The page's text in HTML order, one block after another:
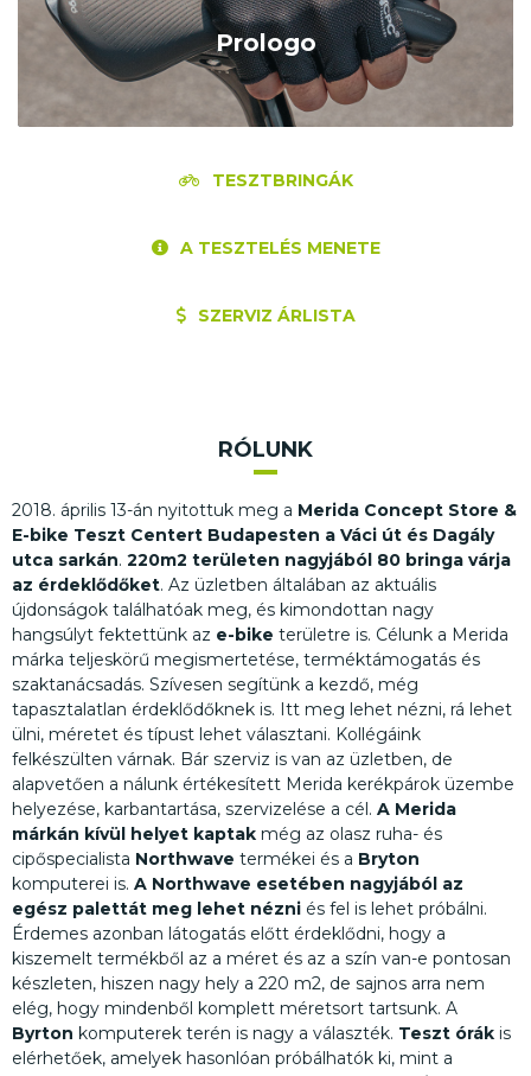
Prologo
TESZTBRINGÁK
A TESZTELÉS MENETE
SZERVIZ ÁRLISTA
RÓLUNK
2018. április 13-án nyitottuk meg a Merida Concept Store &
E-bike Teszt Centert Budapesten a Váci út és Dagály
utca sarkán. 220m2 területen nagyjából 80 bringa várja
az érdeklődőket. Az üzletben általában az aktuális
újdonságok találhatóak meg, és kimondottan nagy
hangsúlyt fektettünk az e-bike területre is. Célunk a Merida
márka teljeskörű megismertetése, terméktámogatás és
szaktanácsadás. Szívesen segítünk a kezdő, még
tapasztalatlan érdeklődőknek is. Itt meg lehet nézni, rá lehet
ülni, méretet és típust lehet választani. Kollégáink
felkészülten várnak. Bár szerviz is van az üzletben, de
alapvetően a nálunk értékesített Merida kerékpárok üzembe
helyezése, karbantartása, szervizelése a cél. A Merida
márkán kívül helyet kaptak még az olasz ruha- és
cipőspecialista Northwave termékei és a Bryton
komputerei is. A Northwave esetében nagyjából az
egész palettát meg lehet nézni és fel is lehet próbálni.
Érdemes azonban látogatás előtt érdeklődni, hogy a
kiszemelt termékből az a méret és az a szín van-e pontosan
készleten, hiszen nagy hely a 220 m2, de sajnos arra nem
elég, hogy mindenből komplett méretsort tartsunk. A
Byrton komputerek terén is nagy a választék. Teszt órák is
elérhetőek, amelyek hasonlóan próbálhatók ki, mint a